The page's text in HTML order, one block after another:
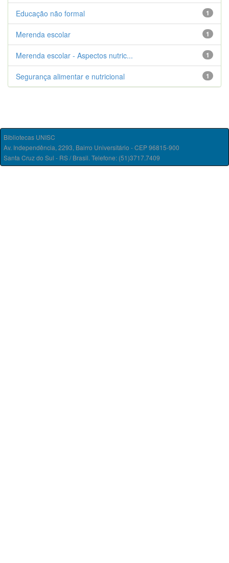
1
Educação não formal
1
Merenda escolar
1
Merenda escolar - Aspectos nutric...
1
Segurança alimentar e nutricional
Bibliotecas UNISC
Av. Independência, 2293, Bairro Universitário - CEP 96815-900
Santa Cruz do Sul - RS / Brasil. Telefone: (51)3717.7409